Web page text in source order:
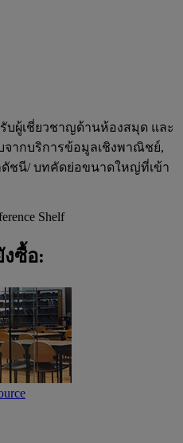
ผู้เชี่ยวชาญด้านห้องสมุด และ
จากบริการข้อมูลเชิงพาณิชย์,
ดัชนี/ บทคัดย่อขนาดใหญ่ที่เข้า
Shelf
งซื้อ: